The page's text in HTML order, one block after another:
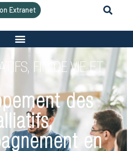
Extranet
FIN DE VIE ET
des
en